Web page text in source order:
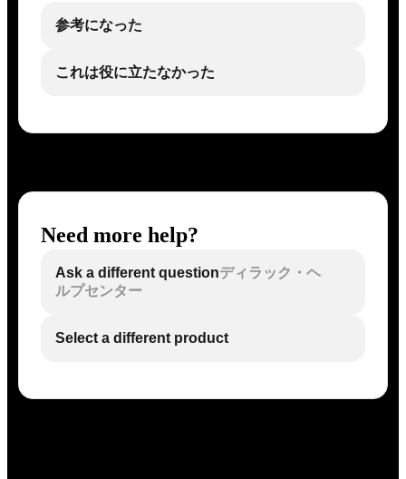
参考になった
これは役に立たなかった
Need more help?
Ask a different questionディラック・ヘ
ルプセンター
Select a different product